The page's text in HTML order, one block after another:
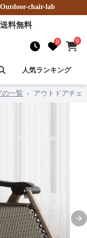
Outdoor-chair-lab
料無料
0 0
人気ランキング
の一覧 › アウトドアチェ